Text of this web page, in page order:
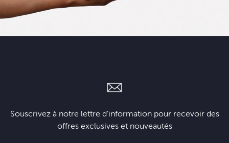
Souscrivez à notre lettre d’information pour recevoir des
offres exclusives et nouveautés